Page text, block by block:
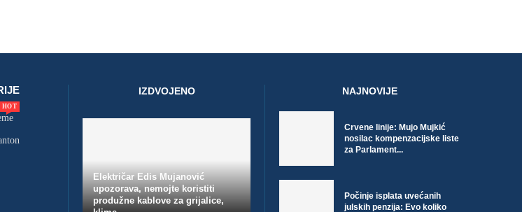
HOT
IZDVOJENO
Električar Edis Mujanović
upozorava, nemojte koristiti
produžne kablove za grijalice,
NAJNOVIJE
Crvene linije: Mujo Mujkić
nosilac kompenzacijske liste
za Parlament...
Počinje isplata uvećanih
julskih penzija: Evo koliko